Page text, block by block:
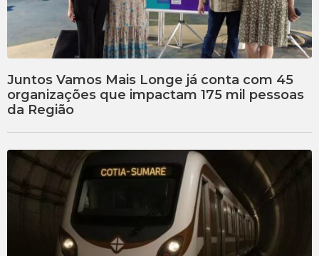
Juntos Vamos Mais Longe já conta com 45
organizações que impactam 175 mil pessoas
da Região